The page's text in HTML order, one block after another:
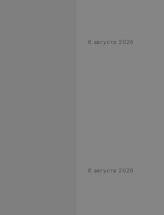
6 августа 2026
6 августа 2026